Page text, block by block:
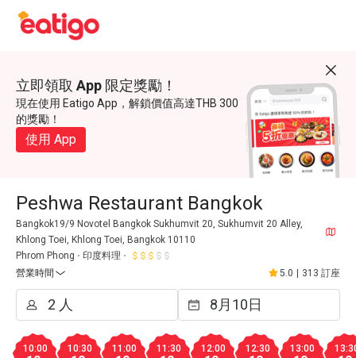
立即領取 App 限定獎勵！
現在使用 Eatigo App，解鎖價值高達THB 300
的獎勵！
使用 App
Peshwa Restaurant Bangkok
Bangkok19/9 Novotel Bangkok Sukhumvit 20, Sukhumvit 20 Alley,
Khlong Toei, Khlong Toei, Bangkok 10110
Phrom Phong
印度料理
營業時間
5.0 313 訂座
10:00 10:30 11:00 11:30 12:00 12:30 13:00